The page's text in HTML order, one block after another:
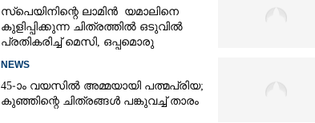
സ്‌പെയിനിന്റെ ലാമിൻ യമാലിനെ
കുളിപ്പിക്കുന്ന ചിത്രത്തിൽ ഒടുവിൽ
പ്രതികരിച്ച് മെസി, ഒപ്പമൊരു
NEWS
45-ാം വയസിൽ അമ്മയായി പത്മപ്രിയ;
കുഞ്ഞിന്റെ ചിത്രങ്ങൾ പങ്കുവച്ച് താരം